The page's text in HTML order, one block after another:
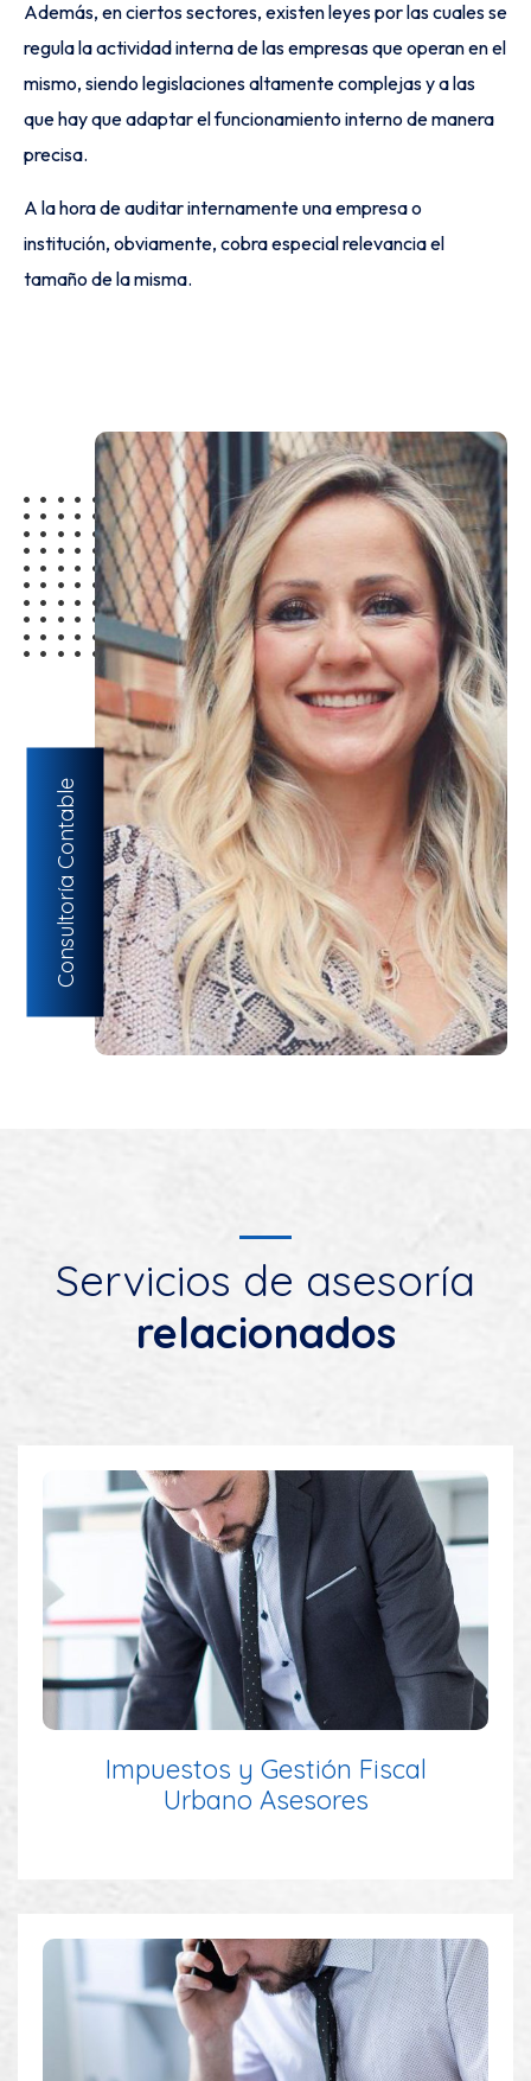
Además, en ciertos sectores, existen leyes por las cuales se
regula la actividad interna de las empresas que operan en el
mismo, siendo legislaciones altamente complejas y a las
que hay que adaptar el funcionamiento interno de manera
precisa.
A la hora de auditar internamente una empresa o
institución, obviamente, cobra especial relevancia el
tamaño de la misma.
Consultoría Contable
Servicios de asesoría
relacionados
Impuestos y Gestión Fiscal
Urbano Asesores